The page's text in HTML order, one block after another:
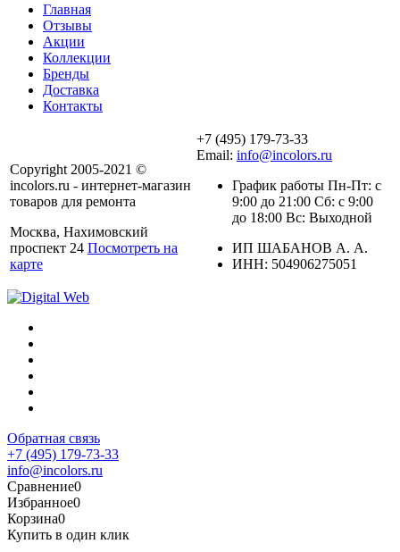
Главная
Отзывы
Акции
Коллекции
Бренды
Доставка
Контакты
Copyright 2005-2021 ©
incolors.ru - интернет-магазин
товаров для ремонта
Москва, Нахимовский
проспект 24 Посмотреть на
карте
+7 (495) 179-73-33
Email: info@incolors.ru
График работы Пн-Пт: с
9:00 до 21:00 Сб: с 9:00
до 18:00 Вс: Выходной
ИП ШАБАНОВ А. А.
ИНН: 504906275051
Обратная связь
+7 (495) 179-73-33
info@incolors.ru
Сравнение0
Избранное0
Корзина0
Купить в один клик